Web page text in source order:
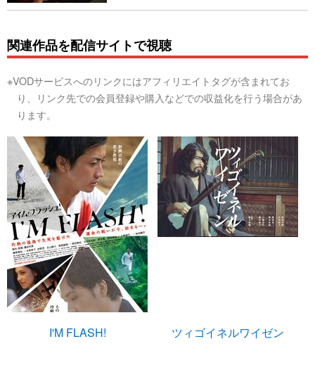
関連作品を配信サイトで視聴
※VODサービスへのリンクにはアフィリエイトタグが含まれてお
り、リンク先での会員登録や購入などでの収益化を行う場合があ
ります。
I'M FLASH! ツィゴイネルワイゼン